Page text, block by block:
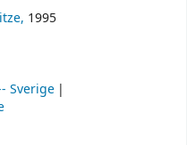
1995
Sverige